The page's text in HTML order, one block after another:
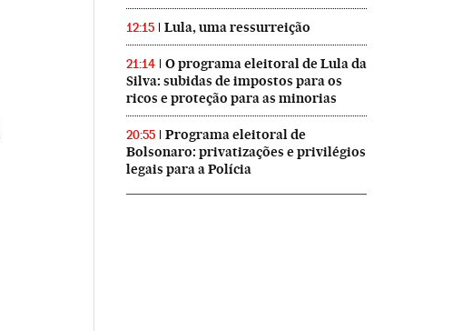
12:15 Lula, uma ressurreição
21:14
O programa eleitoral de Lula da
Silva: subidas de impostos para os
ricos e proteção para as minorias
20:55
Programa eleitoral de
Bolsonaro: privatizações e privilégios
legais para a Polícia